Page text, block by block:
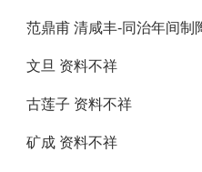
范鼎甫 清咸丰-同治年间制
文旦 资料不祥
古莲子 资料不祥
矿成 资料不祥